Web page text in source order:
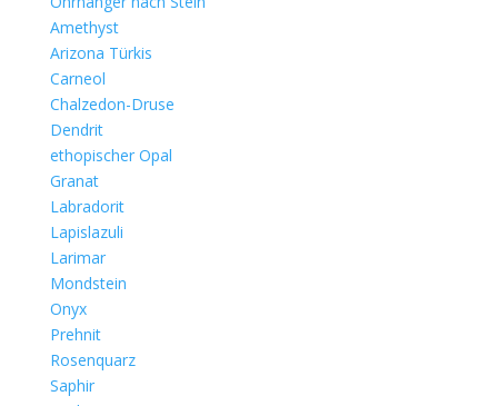
Amethyst
Arizona Türkis
Carneol
Chalzedon-Druse
Dendrit
ethopischer Opal
Granat
Labradorit
Lapislazuli
Larimar
Mondstein
Onyx
Prehnit
Rosenquarz
Saphir